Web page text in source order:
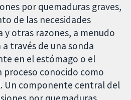
por quemaduras graves,
de las necesidades
y otras razones, a menudo
través de una sonda
en el estómago o el
conocido como
Un componente central del